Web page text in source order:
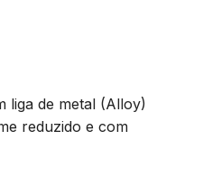
liga de metal (Alloy)
reduzido e com